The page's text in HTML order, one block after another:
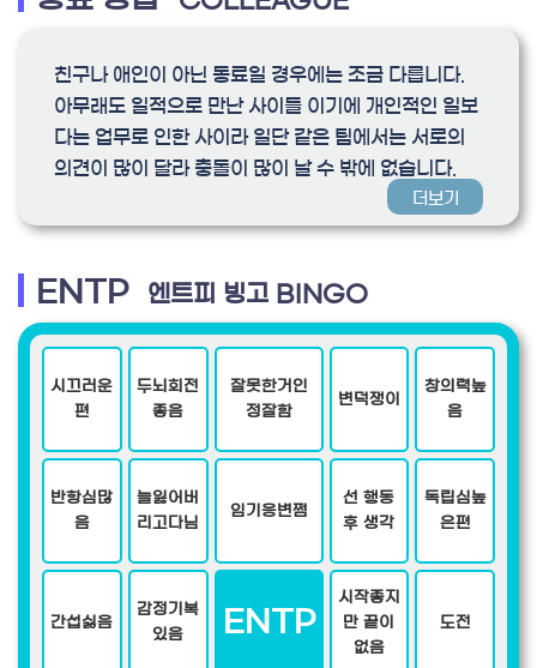
친구나 애인이 아닌 동료일 경우에는 조금 다릅니다.
아무래도 일적으로 만난 사이들 이기에 개인적인 일보
다는 업무로 인한 사이라 일단 같은 팀에서는 서로의
의견이 많이 달라 충돌이 많이 날 수 밖에 없습니다.
더보기
ENTP 엔트피 빙고 BINGO
시끄러운
편
두뇌회전
좋음
잘못한거인
정잘함
변덕쟁이
창의력높
음
반항심많
음
늘잃어버
리고다님
임기응변쩜
선 행동
후 생각
독립심높
은편
간섭싫음
감정기복
있음
ENTP
시작좋지
만 끝이
없음
도전